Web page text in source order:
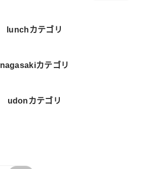
lunchカテゴリ
nagasakiカテゴリ
udonカテゴリ